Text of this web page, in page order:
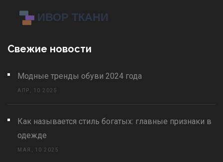
Свежие новости
Модные тренды обуви 2024 года
АПР, 10 2025
Как называется стиль богатых: главные признаки в
одежде
МАЯ, 10 2025